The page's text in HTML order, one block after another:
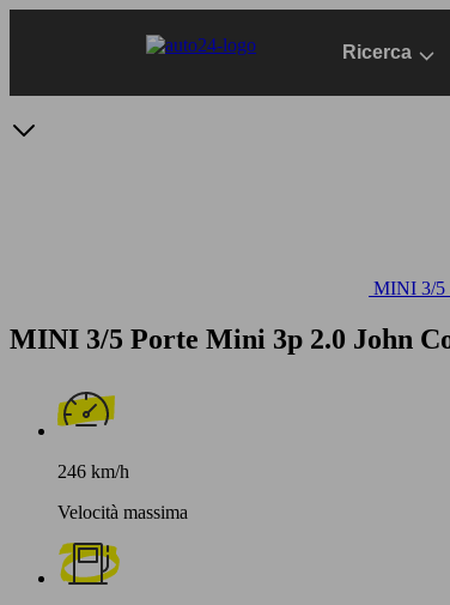
Ricerca
MINI 3/5
MINI 3/5 Porte Mini 3p 2.0 John
246 km/h
Velocità massima